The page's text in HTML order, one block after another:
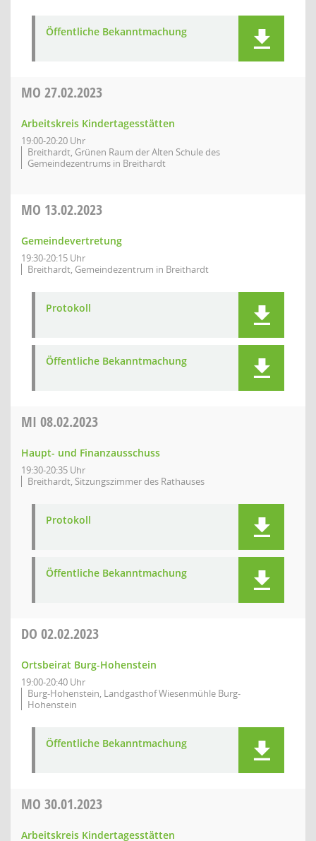
Öffentliche Bekanntmachung
MO 27.02.2023
Arbeitskreis Kindertagesstätten
19:00-20:20 Uhr
Breithardt, Grünen Raum der Alten Schule des
Gemeindezentrums in Breithardt
MO 13.02.2023
Gemeindevertretung
19:30-20:15 Uhr
Breithardt, Gemeindezentrum in Breithardt
Protokoll
Öffentliche Bekanntmachung
MI 08.02.2023
Haupt- und Finanzausschuss
19:30-20:35 Uhr
Breithardt, Sitzungszimmer des Rathauses
Protokoll
Öffentliche Bekanntmachung
DO 02.02.2023
Ortsbeirat Burg-Hohenstein
19:00-20:40 Uhr
Burg-Hohenstein, Landgasthof Wiesenmühle Burg-
Hohenstein
Öffentliche Bekanntmachung
MO 30.01.2023
Arbeitskreis Kindertagesstätten